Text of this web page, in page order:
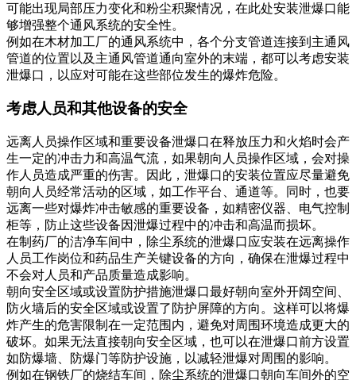
可能出现局部压力变化和粉尘积聚情况，在此处安装泄爆口能
够增强整个通风系统的安全性。
例如在木材加工厂的通风系统中，各个分支管道连接到主通风
管道的位置以及主通风管道通向室外的末端，都可以考虑安装
泄爆口，以应对可能在这些部位发生的爆炸危险。
考虑人员和其他设备的安全
远离人员操作区域和重要设备泄爆口在释放压力和火焰时会产
生一定的冲击力和高温气流，如果朝向人员操作区域，会对操
作人员造成严重的伤害。因此，泄爆口的安装位置应尽量避免
朝向人员经常活动的区域，如工作平台、通道等。同时，也要
远离一些对爆炸冲击敏感的重要设备，如精密仪器、电气控制
柜等，防止这些设备因泄爆过程中的冲击和高温而损坏。
在制药厂的洁净车间中，除尘系统的泄爆口应安装在远离操作
人员工作岗位和药品生产关键设备的方向，确保在泄爆过程中
不会对人员和产品质量造成影响。
朝向安全区域或设置防护措施泄爆口最好朝向室外开阔空间、
防火墙后的安全区域或设置了防护屏障的方向。这样可以将爆
炸产生的危害限制在一定范围内，避免对周围环境造成更大的
破坏。如果无法直接朝向安全区域，也可以在泄爆口前方设置
如防爆墙、防爆门等防护设施，以减轻泄爆对周围的影响。
例如在钢铁厂的烧结车间，除尘系统的泄爆口朝向车间外的空